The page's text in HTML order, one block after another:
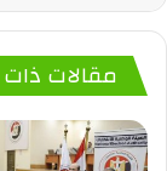
مقالات